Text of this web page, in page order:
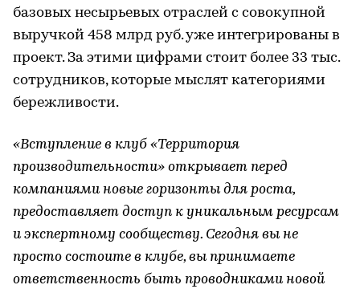
базовых несырьевых отраслей с совокупной
выручкой 458 млрд руб. уже интегрированы в
проект. За этими цифрами стоит более 33 тыс.
сотрудников, которые мыслят категориями
бережливости.
«Вступление в клуб «Территория
производительности» открывает перед
компаниями новые горизонты для роста,
предоставляет доступ к уникальным ресурсам
и экспертному сообществу. Сегодня вы не
просто состоите в клубе, вы принимаете
ответственность быть проводниками новой